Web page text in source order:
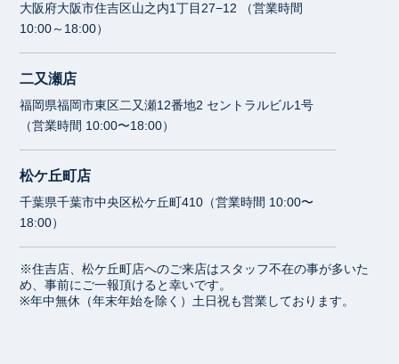
大阪府大阪市住吉区山之内1丁目27−12 （営業時間
10:00～18:00）
二又瀬店
福岡県福岡市東区二又瀬12番地2 セントラルビル1号
（営業時間 10:00〜18:00）
松ケ丘町店
千葉県千葉市中央区松ケ丘町410（営業時間 10:00〜
18:00）
※住吉店、松ケ丘町店へのご来店はスタッフ不在の事が多いた
め、事前にご一報頂けると幸いです。
※年中無休（年末年始を除く）土日祝も営業しております。